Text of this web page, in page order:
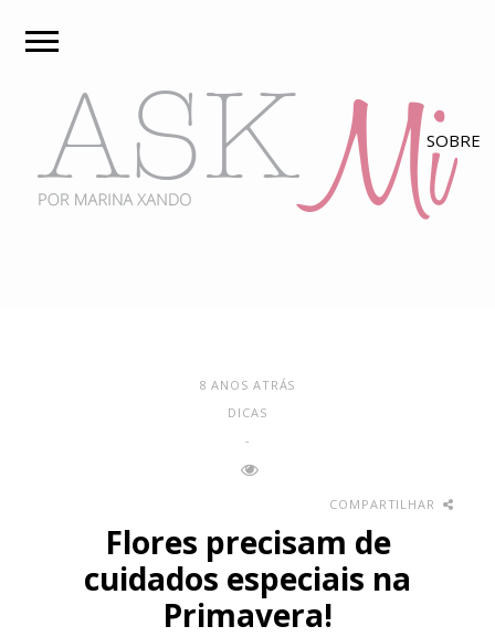
8 ANOS ATRÁS
DICAS
-
COMPARTILHAR
Flores precisam de
cuidados especiais na
Primavera!